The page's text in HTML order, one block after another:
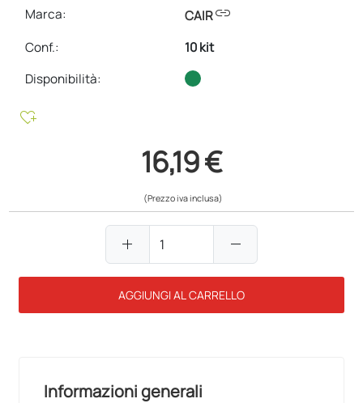
Marca:
CAIRlink
Conf.:
10 kit
Disponibilità:
heart_plus
16,19 €
(Prezzo iva inclusa)
add remove
AGGIUNGI AL CARRELLO
Informazioni generali